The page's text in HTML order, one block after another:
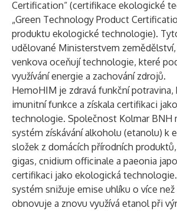
Certification“ (certifikace ekologické
„Green Technology Product
produktu ekologické technologie).
udělované Ministerstvem
venkova oceňují technologie, které
využívání energie a zachování zdrojů.
HemoHIM je zdravá funkční potravina,
imunitní funkce a získala certifikaci
technologie. Společnost Kolmar BNH
systém získávání alkoholu (etanolu) k
složek z domácích přírodních
gigas, cnidium officinale a paeonia
certifikaci jako ekologická
systém snižuje emise uhlíku o více
obnovuje a znovu využívá etanol při